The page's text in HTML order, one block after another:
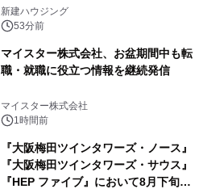
20日に開催
新建ハウジング
53分前
マイスター株式会社、お盆期間中も転
職・就職に役立つ情報を継続発信
マイスター株式会社
1時間前
『大阪梅田ツインタワーズ・ノース』
『大阪梅田ツインタワーズ・サウス』
『HEP ファイブ』において8月下旬か